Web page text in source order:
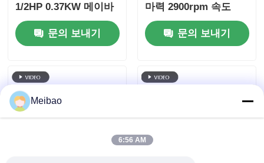
1/2HP 0.37KW 메이바
오 고 경식 저항성 산류
전송
문의 보내기
마력 2900rpm 속도
문의 보내기
Meibao
6:56 AM